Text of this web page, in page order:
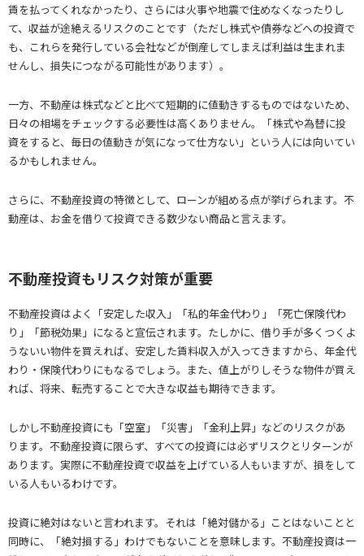
賃を払ってくれなかったり、さらには火事や地震で住めなくなったりし
て、収益が途絶えるリスクのことです（ただし株式や債券などへの投資で
も、これらを発行している会社などが倒産してしまえば利益は生まれま
せんし、損失につながる可能性があります）。
一方、不動産は株式などと比べて短期的に値動きするものではないため、
日々の相場をチェックする必要性は高くありません。「株式や為替に投
資をすると、毎日の値動きが気になって仕方ない」という人には向いてい
るかもしれません。
さらに、不動産投資の特徴として、ローンが組める点が挙げられます。不
動産は、お金を借りて投資できる数少ない商品と言えます。
不動産投資もリスク対策が重要
不動産投資はよく「安定した収入」「私的年金代わり」「死亡保険代わ
り」「節税効果」になると宣伝されます。たしかに、借り手が多くつくよ
うないい物件を買えれば、安定した賃料収入が入ってきますから、年金代
わり・保険代わりにもなるでしょう。また、値上がりしそうな物件が買え
れば、将来、転売することで大きな収益も期待できます。
しかし不動産投資にも「空室」「災害」「金利上昇」などのリスクがあ
ります。不動産投資に限らず、すべての投資には必ずリスクとリターンが
あります。実際に不動産投資で収益を上げている人もいますが、損をして
いる人もいるわけです。
投資に絶対はないと言われます。それは「絶対儲かる」ことはないことと
同時に、「絶対損する」わけでもないことを意味します。不動産投資は一